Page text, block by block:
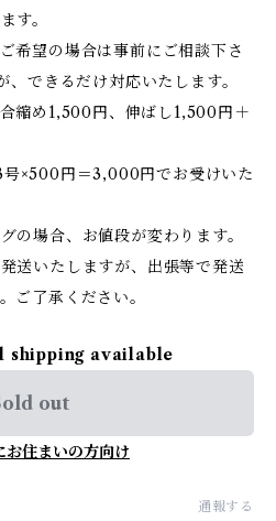
す。
希望の場合は事前にご相談下さ
できるだけ対応いたします。
縮め1,500円、伸ばし1,500円＋
×500円＝3,000円でお受けいた
の場合、お値段が変わります。
送いたしますが、出張等で発送
ご了承ください。
shipping available
out
お住まいの方向け
通報する